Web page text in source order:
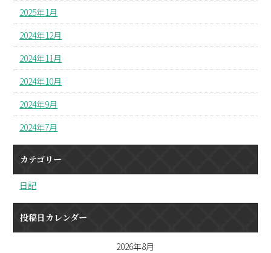
2025年1月
2024年12月
2024年11月
2024年10月
2024年9月
2024年7月
カテゴリー
日記
投稿日カレンダー
2026年8月